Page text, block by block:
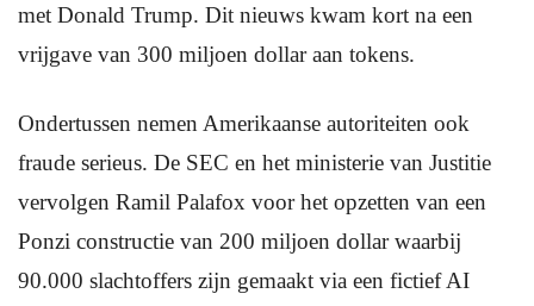
met Donald Trump. Dit nieuws kwam kort na een
vrijgave van 300 miljoen dollar aan tokens.
Ondertussen nemen Amerikaanse autoriteiten ook
fraude serieus. De SEC en het ministerie van Justitie
vervolgen Ramil Palafox voor het opzetten van een
Ponzi constructie van 200 miljoen dollar waarbij
90.000 slachtoffers zijn gemaakt via een fictief AI